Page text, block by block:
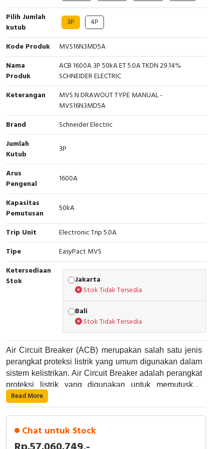
Cable Operated Switch
Signalling Columns
Safety Sensors
Pressure Switch
Ultrasonic & Rotary Encoder
Limit Switch
Inductive Sensors
Photoelectric
Cam Switch
RFID
Capacitive Sensors
Safety Switch
Radio Frequency
Panel Box
Pilih Jumlah
kutub
3P 4P
Kode Produk
MVS16N3MD5A
Nama
Produk
ACB 1600A 3P 50kA ET 5.0A TKDN 29.14%
SCHNEIDER ELECTRIC
Keterangan
MVS N DRAWOUT TYPE MANUAL -
MVS16N3MD5A
Brand
Schneider Electric
Jumlah
Kutub
3P
Arus
Pengenal
1600A
Kapasitas
Pemutusan
50kA
Trip Unit
Electronic Trip 5.0A
Tipe
EasyPact MVS
Ketersediaan
Stok
Jakarta
Stok Tidak Tersedia
Bali
Stok Tidak Tersedia
Air Circuit Breaker (ACB) merupakan salah satu jenis
perangkat proteksi listrik yang umum digunakan dalam
sistem kelistrikan. Air Circuit Breaker adalah perangkat
proteksi listrik yang digunakan untuk memutuskan
aliran listrik pada suatu rangkaian listrik saat terjadi
gangguan atau kelebihan arus. Alat ini umumnya
digunakan di dalam panel listrik industri dan dapat
digunakan pada sistem listrik dengan tegangan yang
cukup besar.
Air Circuit Breaker bekerja dengan cara memutuskan
aliran listrik pada suatu rangkaian listrik saat terjadi
gangguan atau kelebihan arus. Air Circuit Breaker
Read More
Chat untuk Stock